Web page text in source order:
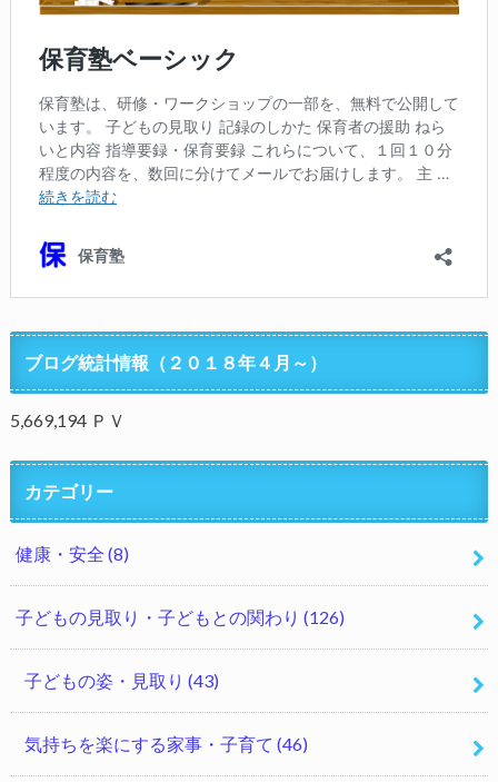
ブログ統計情報（２０１８年４月～）
5,669,194 ＰＶ
カテゴリー
健康・安全 (8)
子どもの見取り・子どもとの関わり (126)
子どもの姿・見取り (43)
気持ちを楽にする家事・子育て (46)